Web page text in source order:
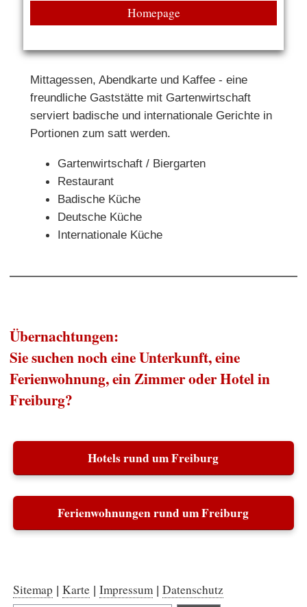
Homepage
Mittagessen, Abendkarte und Kaffee - eine
freundliche Gaststätte mit Gartenwirtschaft
serviert badische und internationale Gerichte in
Portionen zum satt werden.
Gartenwirtschaft / Biergarten
Restaurant
Badische Küche
Deutsche Küche
Internationale Küche
Übernachtungen:
Sie suchen noch eine Unterkunft, eine
Ferienwohnung, ein Zimmer oder Hotel in
Freiburg?
Hotels rund um Freiburg
Ferienwohnungen rund um Freiburg
Sitemap |Karte |Impressum |Datenschutz